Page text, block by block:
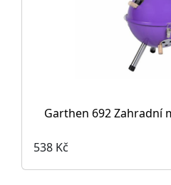
Garthen 692 Zahradní
538 Kč